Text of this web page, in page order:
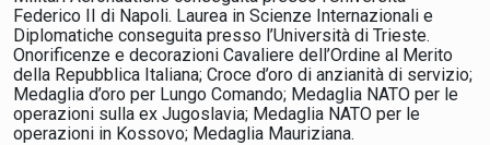
Federico II di Napoli. Laurea in Scienze Internazionali e
Diplomatiche conseguita presso l’Università di Trieste.
Onorificenze e decorazioni Cavaliere dell’Ordine al Merito
della Repubblica Italiana; Croce d’oro di anzianità di servizio;
Medaglia d’oro per Lungo Comando; Medaglia NATO per le
operazioni sulla ex Jugoslavia; Medaglia NATO per le
operazioni in Kossovo; Medaglia Mauriziana.